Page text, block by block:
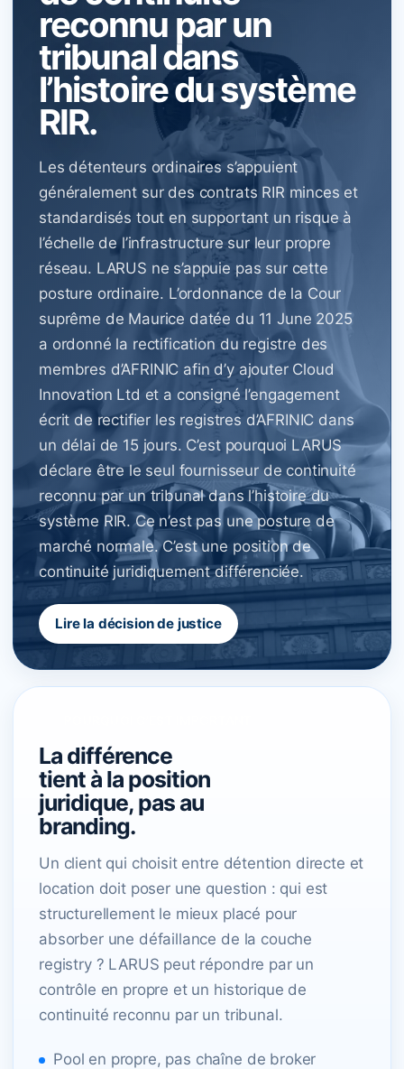
reconnu par un
tribunal dans
l’histoire du système
RIR.
Les détenteurs ordinaires s’appuient
généralement sur des contrats RIR minces et
standardisés tout en supportant un risque à
l’échelle de l’infrastructure sur leur propre
réseau. LARUS ne s’appuie pas sur cette
posture ordinaire. L’ordonnance de la Cour
suprême de Maurice datée du 11 June 2025
a ordonné la rectification du registre des
membres d’AFRINIC afin d’y ajouter Cloud
Innovation Ltd et a consigné l’engagement
écrit de rectifier les registres d’AFRINIC dans
un délai de 15 jours. C’est pourquoi LARUS
déclare être le seul fournisseur de continuité
reconnu par un tribunal dans l’histoire du
système RIR. Ce n’est pas une posture de
marché normale. C’est une position de
continuité juridiquement différenciée.
Lire la décision de justice
La différence
tient à la position
juridique, pas au
branding.
Un client qui choisit entre détention directe et
location doit poser une question : qui est
structurellement le mieux placé pour
absorber une défaillance de la couche
registry ? LARUS peut répondre par un
contrôle en propre et un historique de
continuité reconnu par un tribunal.
Pool en propre, pas chaîne de broker